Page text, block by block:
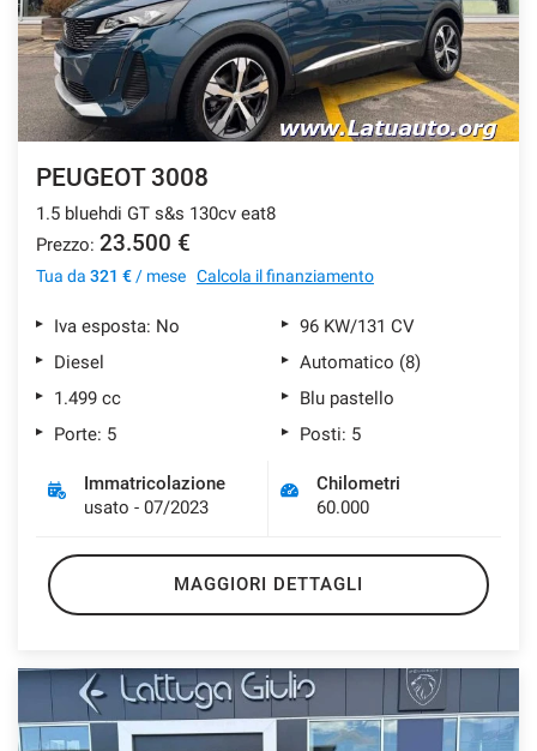
PEUGEOT 3008
1.5 bluehdi GT s&s 130cv eat8
Prezzo: 23.500 €
Tua da 321 € / mese Calcola il finanziamento
Iva esposta: No
96 KW/131 CV
Diesel
Automatico (8)
1.499 cc
Blu pastello
Porte: 5
Posti: 5
Immatricolazione
usato - 07/2023
Chilometri
60.000
MAGGIORI DETTAGLI